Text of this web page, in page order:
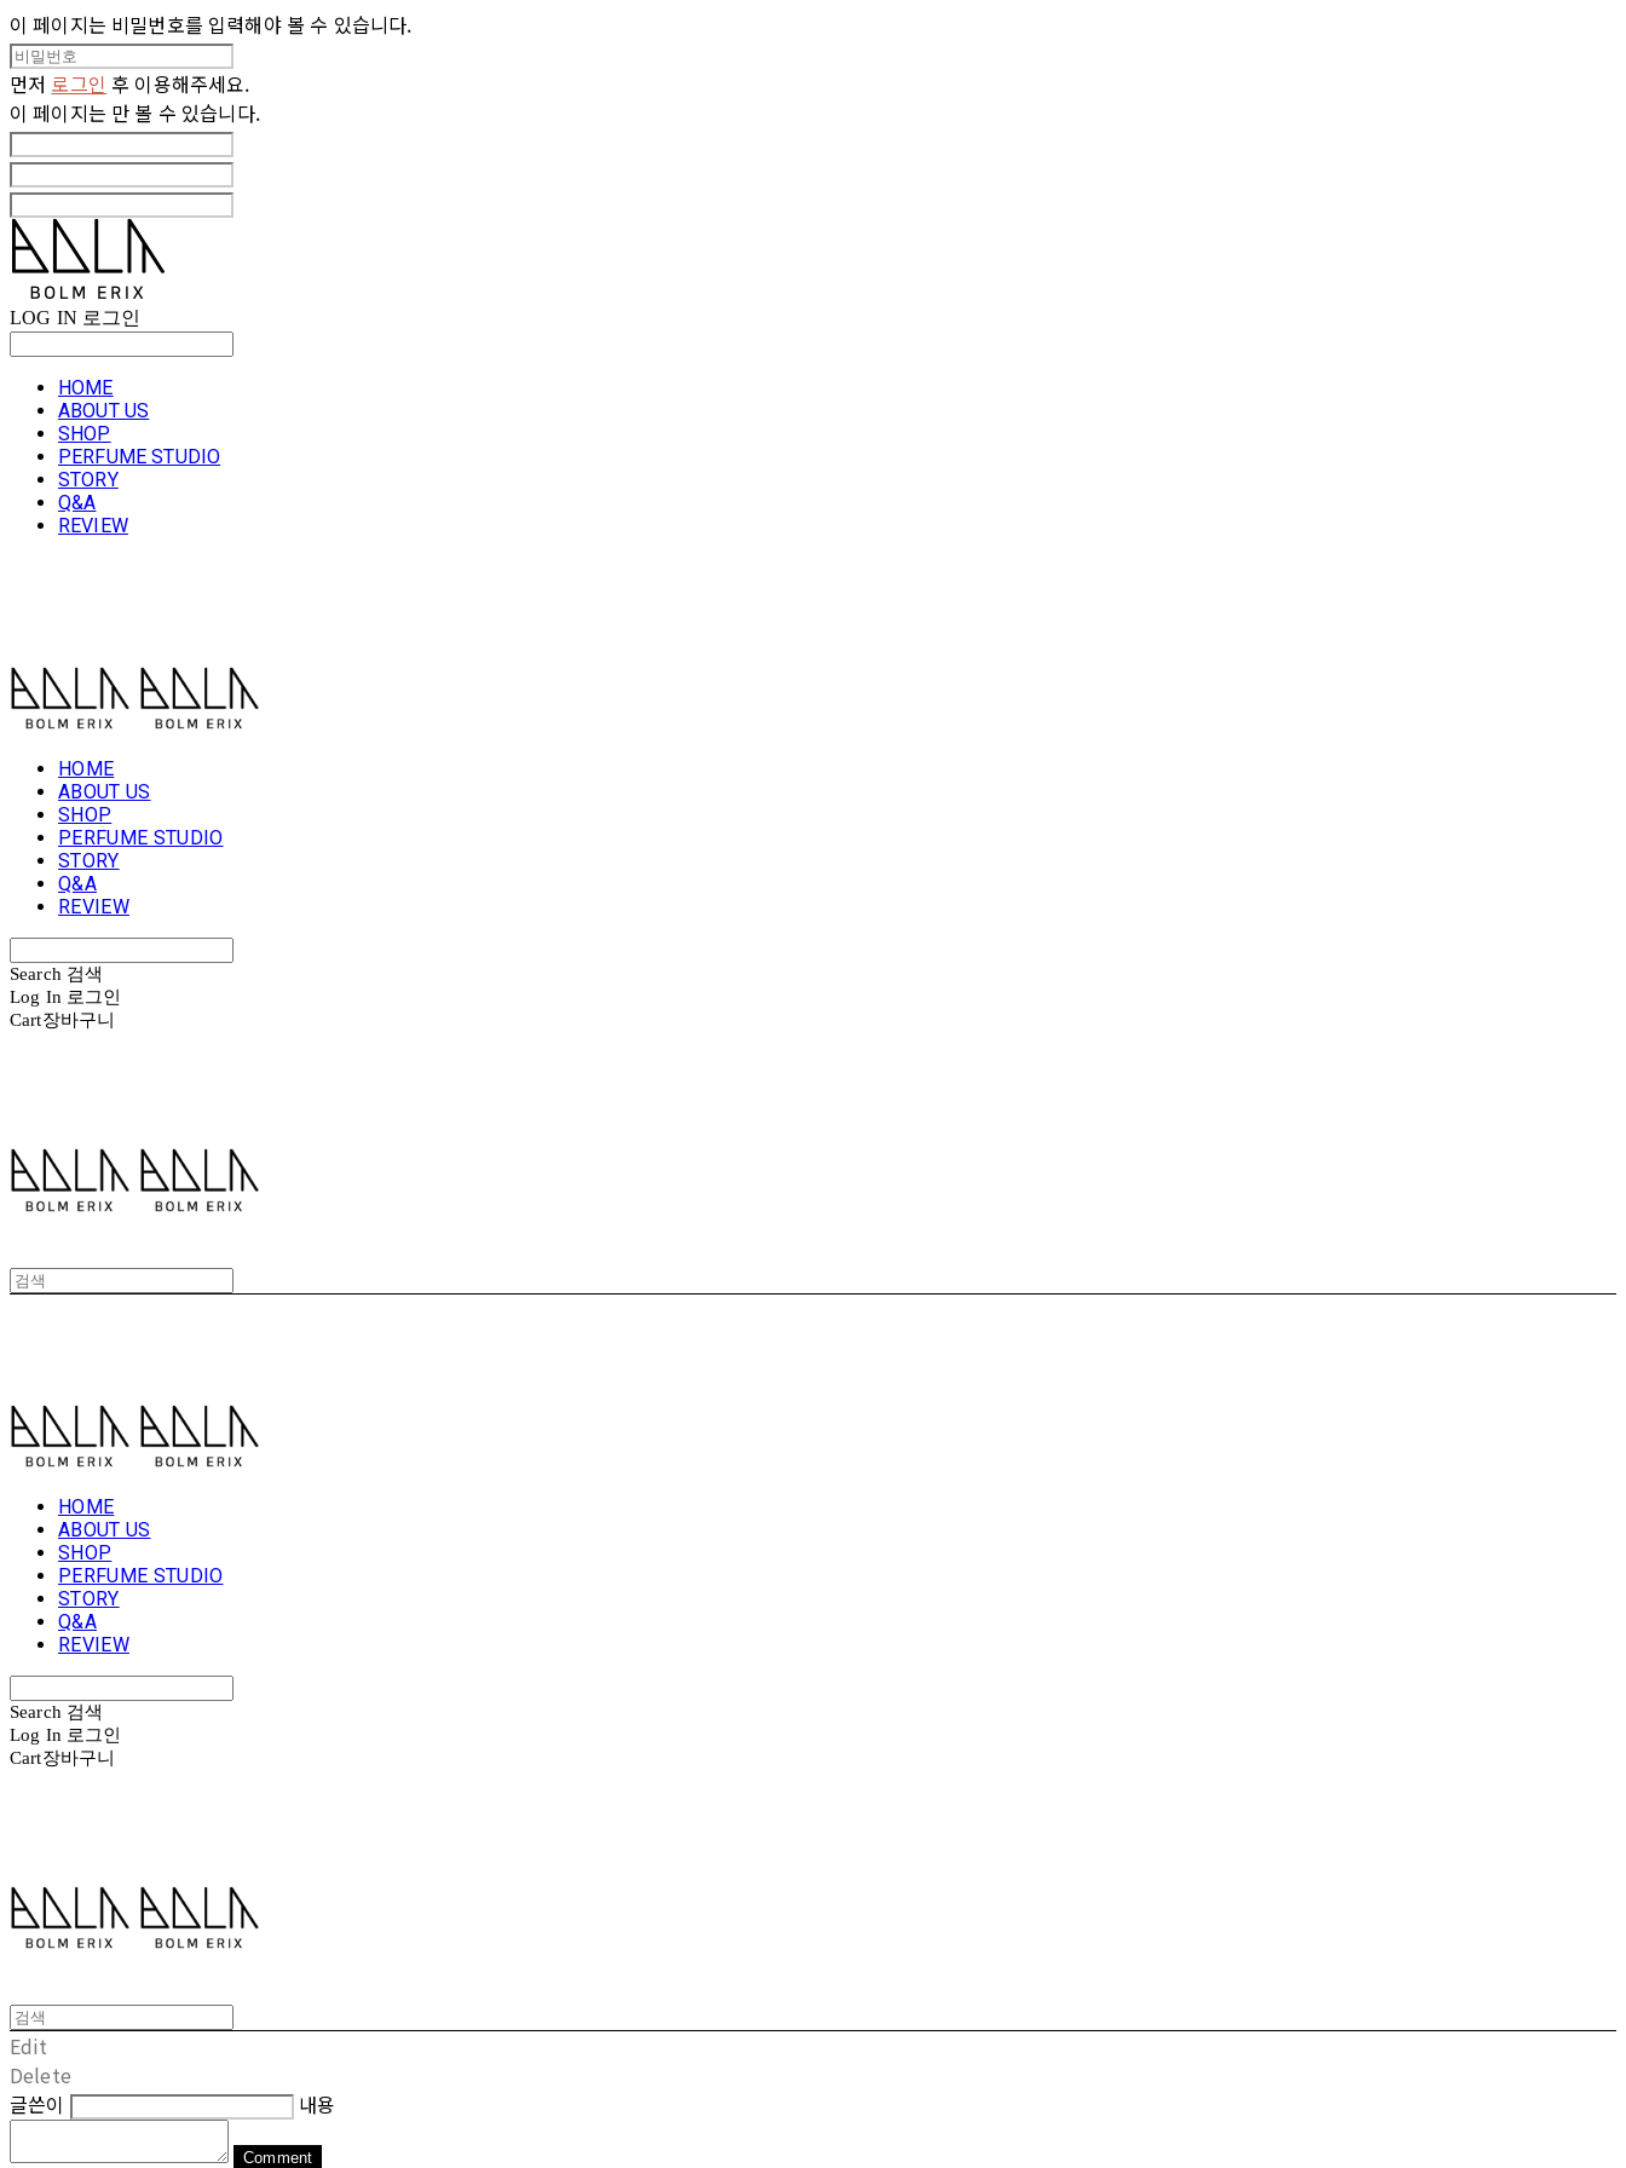
이 페이지는 비밀번호를 입력해야 볼 수 있습니다.
먼저 로그인 후 이용해주세요.
이 페이지는 만 볼 수 있습니다.
LOG IN 로그인
HOME
ABOUT US
SHOP
PERFUME STUDIO
STORY
Q&A
REVIEW
HOME
ABOUT US
SHOP
PERFUME STUDIO
STORY
Q&A
REVIEW
Search 검색
Log In 로그인
Cart장바구니
HOME
ABOUT US
SHOP
PERFUME STUDIO
STORY
Q&A
REVIEW
Search 검색
Log In 로그인
Cart장바구니
Edit
Delete
글쓴이
내용
Comment